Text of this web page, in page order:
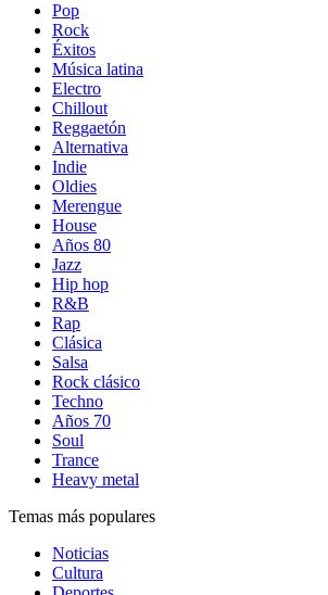
Pop
Rock
Éxitos
Música latina
Electro
Chillout
Reggaetón
Alternativa
Indie
Oldies
Merengue
House
Años 80
Jazz
Hip hop
R&B
Rap
Clásica
Salsa
Rock clásico
Techno
Años 70
Soul
Trance
Heavy metal
Temas más populares
Noticias
Cultura